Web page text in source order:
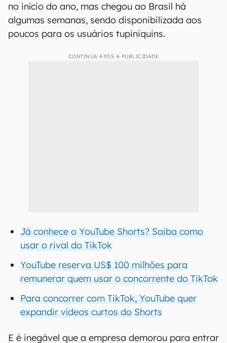
no início do ano, mas chegou ao Brasil há
algumas semanas, sendo disponibilizada aos
poucos para os usuários tupiniquins.
CONTINUA APÓS A PUBLICIDADE
Já conhece o YouTube Shorts? Saiba como
usar o rival do TikTok
YouTube reserva US$ 100 milhões para
remunerar quem usar o concorrente do TikTok
Para concorrer com TikTok, YouTube quer
expandir vídeos curtos do Shorts
E é inegável que a empresa demorou para entrar